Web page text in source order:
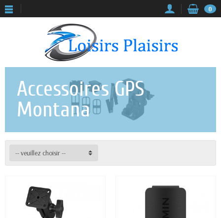
0
Accessoires GPS
Montana
-- veuillez choisir --